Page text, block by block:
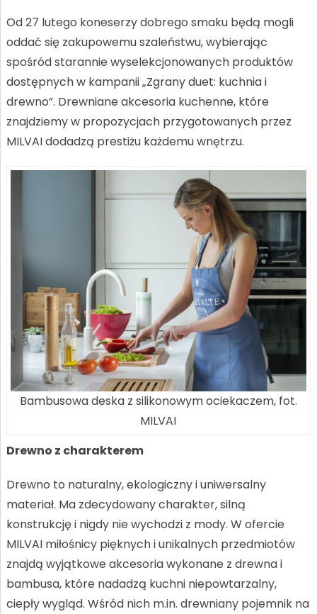
Od 27 lutego koneserzy dobrego smaku będą mogli
oddać się zakupowemu szaleństwu, wybierając
spośród starannie wyselekcjonowanych produktów
dostępnych w kampanii „Zgrany duet: kuchnia i
drewno”. Drewniane akcesoria kuchenne, które
znajdziemy w propozycjach przygotowanych przez
MILVAI dodadzą prestiżu każdemu wnętrzu.
Bambusowa deska z silikonowym ociekaczem, fot.
MILVAI
Drewno z charakterem
Drewno to naturalny, ekologiczny i uniwersalny
materiał. Ma zdecydowany charakter, silną
konstrukcję i nigdy nie wychodzi z mody. W ofercie
MILVAI miłośnicy pięknych i unikalnych przedmiotów
znajdą wyjątkowe akcesoria wykonane z drewna i
bambusa, które nadadzą kuchni niepowtarzalny,
ciepły wygląd. Wśród nich m.in. drewniany pojemnik na